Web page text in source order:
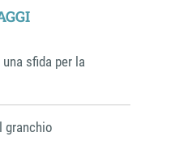
sfida per la
granchio